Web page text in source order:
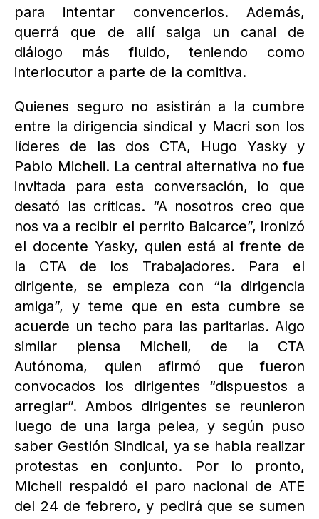
para intentar convencerlos. Además,
querrá que de allí salga un canal de
diálogo más fluido, teniendo como
interlocutor a parte de la comitiva.
Quienes seguro no asistirán a la cumbre
entre la dirigencia sindical y Macri son los
líderes de las dos CTA, Hugo Yasky y
Pablo Micheli. La central alternativa no fue
invitada para esta conversación, lo que
desató las críticas. “A nosotros creo que
nos va a recibir el perrito Balcarce”, ironizó
el docente Yasky, quien está al frente de
la CTA de los Trabajadores. Para el
dirigente, se empieza con “la dirigencia
amiga”, y teme que en esta cumbre se
acuerde un techo para las paritarias. Algo
similar piensa Micheli, de la CTA
Autónoma, quien afirmó que fueron
convocados los dirigentes “dispuestos a
arreglar”. Ambos dirigentes se reunieron
luego de una larga pelea, y según puso
saber Gestión Sindical, ya se habla realizar
protestas en conjunto. Por lo pronto,
Micheli respaldó el paro nacional de ATE
del 24 de febrero, y pedirá que se sumen